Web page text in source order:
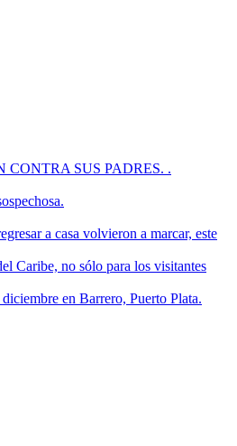
CONTRA SUS PADRES. .
a casa volvieron a marcar, este
Caribe, no sólo para los visitantes
en Barrero, Puerto Plata.